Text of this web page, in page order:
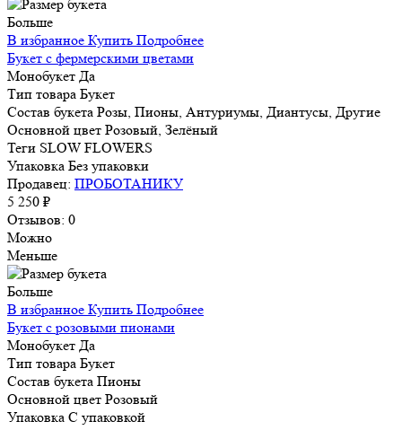
Больше
В избранное Купить Подробнее
Букет с фермерскими цветами
Монобукет Да
Тип товара Букет
Состав букета Розы, Пионы, Антуриумы, Диантусы, Другие
Основной цвет Розовый, Зелёный
Теги SLOW FLOWERS
Упаковка Без упаковки
Продавец: ПРОБОТАНИКУ
5 250 ₽
Отзывов: 0
Можно
Меньше
Больше
В избранное Купить Подробнее
Букет с розовыми пионами
Монобукет Да
Тип товара Букет
Состав букета Пионы
Основной цвет Розовый
Упаковка С упаковкой